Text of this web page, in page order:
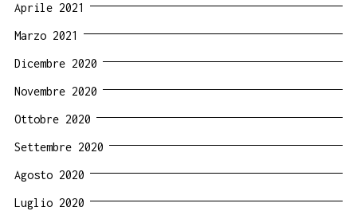
Aprile 2021
Marzo 2021
Dicembre 2020
Novembre 2020
Ottobre 2020
Settembre 2020
Agosto 2020
Luglio 2020